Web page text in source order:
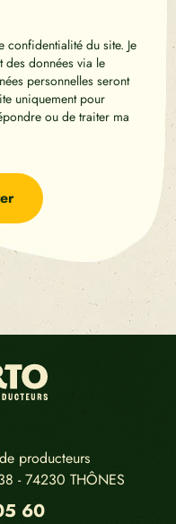
confidentialité du site. Je
des données via le
personnelles seront
uniquement pour
ou de traiter ma
producteurs
- 74230 THÔNES
60